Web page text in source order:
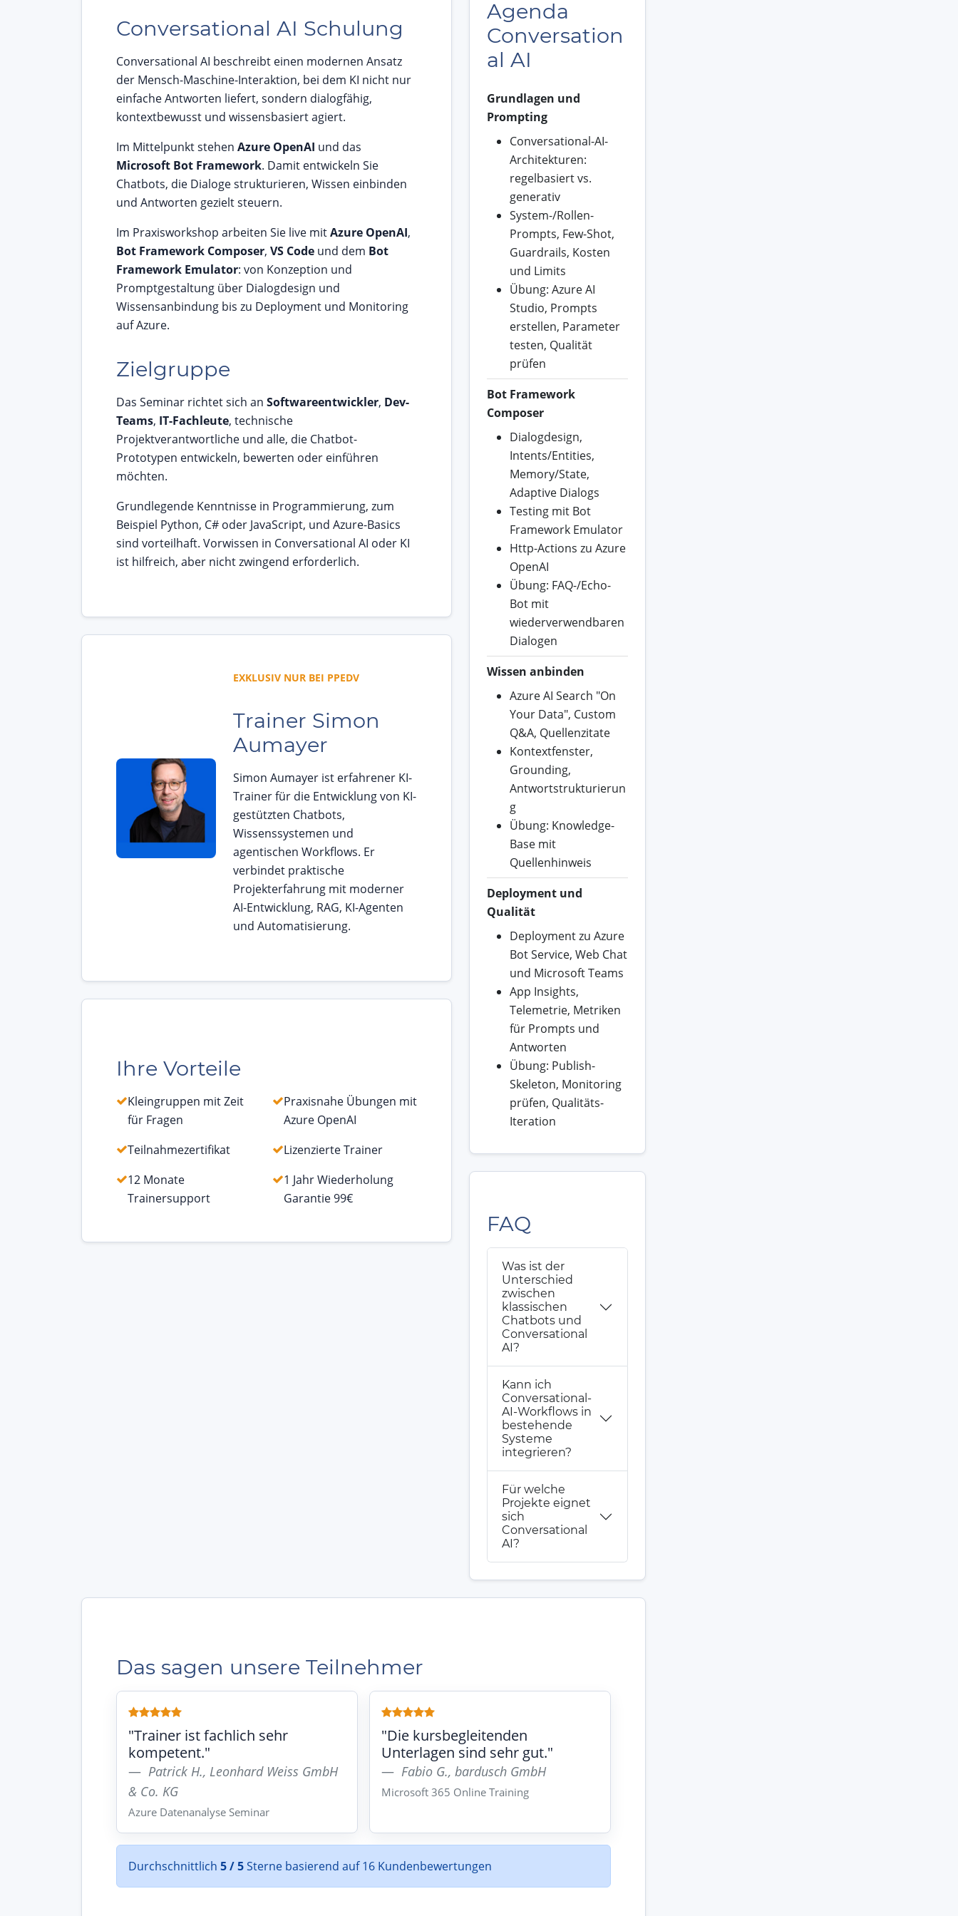
Conversational AI Schulung
Conversational AI beschreibt einen modernen Ansatz
der Mensch-Maschine-Interaktion, bei dem KI nicht nur
einfache Antworten liefert, sondern dialogfähig,
kontextbewusst und wissensbasiert agiert.
Im Mittelpunkt stehen Azure OpenAI und das
Microsoft Bot Framework. Damit entwickeln Sie
Chatbots, die Dialoge strukturieren, Wissen einbinden
und Antworten gezielt steuern.
Im Praxisworkshop arbeiten Sie live mitAzure OpenAI,
Bot Framework Composer, VS Code und dem Bot
Framework Emulator: von Konzeption und
Promptgestaltung über Dialogdesign und
Wissensanbindung bis zu Deployment und Monitoring
auf Azure.
Zielgruppe
Das Seminar richtet sich an Softwareentwickler, Dev-
Teams, IT-Fachleute, technische
Projektverantwortliche und alle, die Chatbot-
Prototypen entwickeln, bewerten oder einführen
möchten.
Grundlegende Kenntnisse in Programmierung, zum
Beispiel Python, C# oder JavaScript, und Azure-Basics
sind vorteilhaft. Vorwissen in Conversational AI oder KI
ist hilfreich, aber nicht zwingend erforderlich.
EXKLUSIV NUR BEI PPEDV
Trainer Simon
Aumayer
Simon Aumayer ist erfahrener KI-
Trainer für die Entwicklung von KI-
gestützten Chatbots,
Wissenssystemen und
agentischen Workflows. Er
verbindet praktische
Projekterfahrung mit moderner
AI-Entwicklung, RAG, KI-Agenten
und Automatisierung.
Ihre Vorteile
Kleingruppen mit Zeit
für Fragen
Praxisnahe Übungen mit
Azure OpenAI
Teilnahmezertifikat
Lizenzierte Trainer
12 Monate
Trainersupport
1 Jahr Wiederholung
Garantie 99€
Agenda
Conversation
al AI
Grundlagen und
Prompting
Conversational-AI-
Architekturen:
regelbasiert vs.
generativ
System-/Rollen-
Prompts, Few-Shot,
Guardrails, Kosten
und Limits
Übung: Azure AI
Studio, Prompts
erstellen, Parameter
testen, Qualität
prüfen
Bot Framework
Composer
Dialogdesign,
Intents/Entities,
Memory/State,
Adaptive Dialogs
Testing mit Bot
Framework Emulator
Http-Actions zu Azure
OpenAI
Übung: FAQ-/Echo-
Bot mit
wiederverwendbaren
Dialogen
Wissen anbinden
Azure AI Search "On
Your Data", Custom
Q&A, Quellenzitate
Kontextfenster,
Grounding,
Antwortstrukturierun
g
Übung: Knowledge-
Base mit
Quellenhinweis
Deployment und
Qualität
Deployment zu Azure
Bot Service, Web Chat
und Microsoft Teams
App Insights,
Telemetrie, Metriken
für Prompts und
Antworten
Übung: Publish-
Skeleton, Monitoring
prüfen, Qualitäts-
Iteration
FAQ
Was ist der
Unterschied
zwischen
klassischen
Chatbots und
Conversational
AI?
Kann ich
Conversational-
AI-Workflows in
bestehende
Systeme
integrieren?
Für welche
Projekte eignet
sich
Conversational
AI?
Das sagen unsere Teilnehmer
"Trainer ist fachlich sehr
kompetent."
Patrick H., Leonhard Weiss GmbH
& Co. KG
Azure Datenanalyse Seminar
"Die kursbegleitenden
Unterlagen sind sehr gut."
Fabio G., bardusch GmbH
Microsoft 365 Online Training
Durchschnittlich 5 / 5Sterne basierend auf 16 Kundenbewertungen